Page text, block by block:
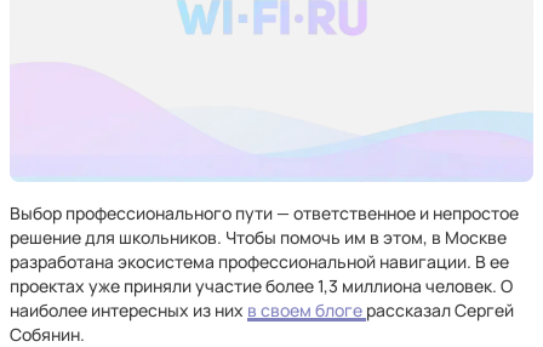
Выбор профессионального пути — ответственное и непростое
решение для школьников. Чтобы помочь им в этом, в Москве
разработана экосистема профессиональной навигации. В ее
проектах уже приняли участие более 1,3 миллиона человек. О
наиболее интересных из них в своем блоге рассказал Сергей
Собянин.